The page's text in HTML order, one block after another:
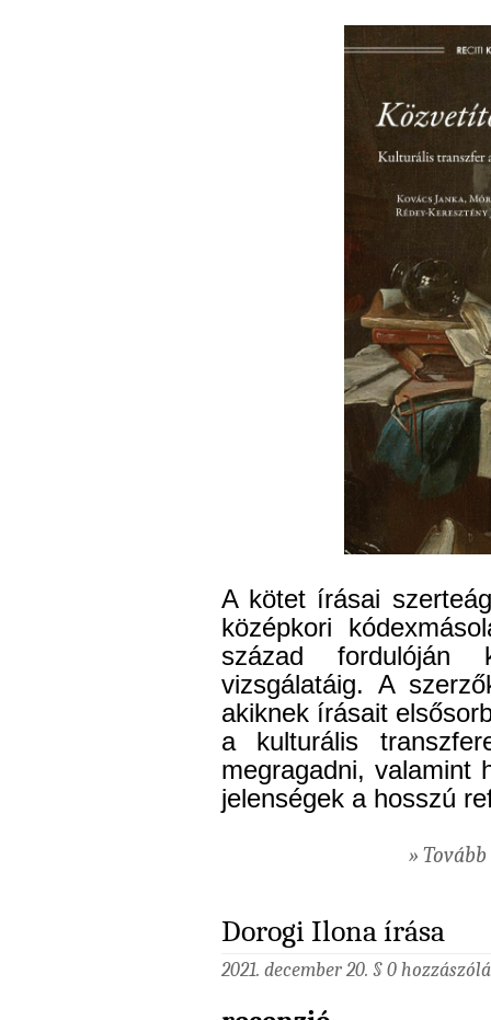
A kötet írásai
középkori
század fordulóján
vizsgálatáig.­ A
akiknek írásait
a kulturális
megragadni, valamint
jelenségek a hosszú
»
Dorogi Ilona írása
2021. december 20. § 0